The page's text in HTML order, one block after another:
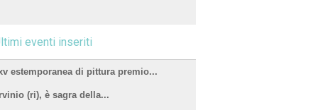
eventi inseriti
estemporanea di pittura premio...
(ri), è sagra della...